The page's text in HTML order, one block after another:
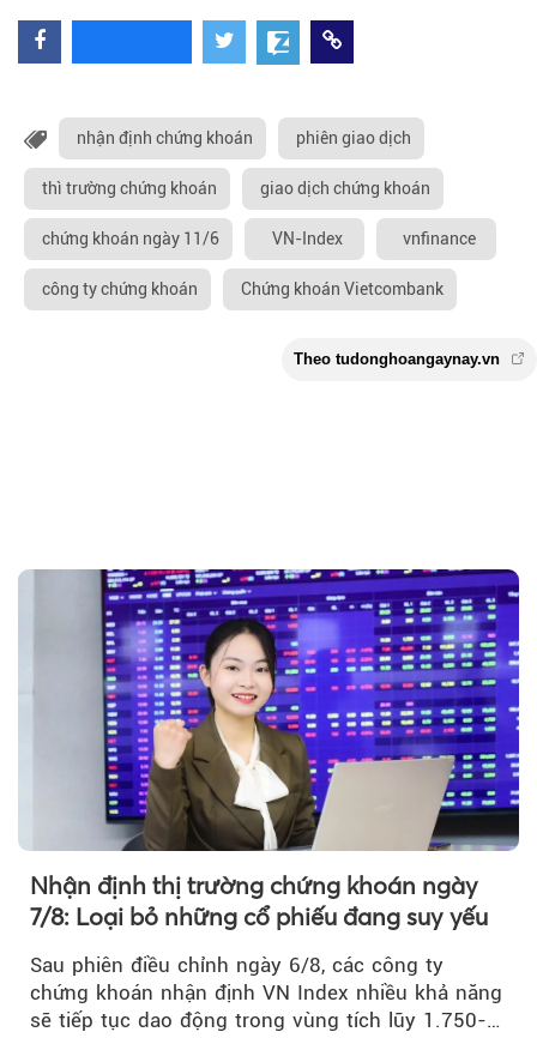
nhận định chứng khoán phiên giao dịch
thì trường chứng khoán giao dịch chứng khoán
chứng khoán ngày 11/6 VN-Index vnfinance
công ty chứng khoán Chứng khoán Vietcombank
Theo
Nhận định thị trường chứng khoán ngày
7/8: Loại bỏ những cổ phiếu đang suy yếu
Sau phiên điều chỉnh ngày 6/8, các công ty
chứng khoán nhận định VN Index nhiều khả năng
sẽ tiếp tục dao động trong vùng tích lũy 1.750-